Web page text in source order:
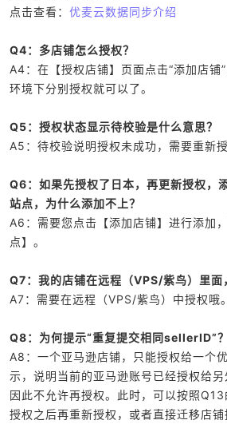
点击查看： 优麦云数据同步介绍
Q4：多店铺怎么授权？
A4：在【授权店铺】页面点击“添加店铺
环境下分别授权就可以了。
Q5：授权状态显示待校验是什么意思？
A5：待校验说明授权未成功，需要重新授
Q6：如果先授权了日本，再更新授权，
站点，为什么添加不上？
A6：需要您点击【添加店铺】进行添加
点】。
Q7：我的店铺在远程（VPS/紫鸟）里面
A7：需要在远程（VPS/紫鸟）中授权哦。
Q8：为何提示“重复提交相同sellerID”？
A8：一个亚马逊店铺，只能授权给一个
示，说明当前的亚马逊账号已经授权给另
因此不允许再授权。此时，可以按照
授权之后再重新授权，或者直接迁移店铺